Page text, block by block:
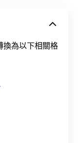
換為以下相關格